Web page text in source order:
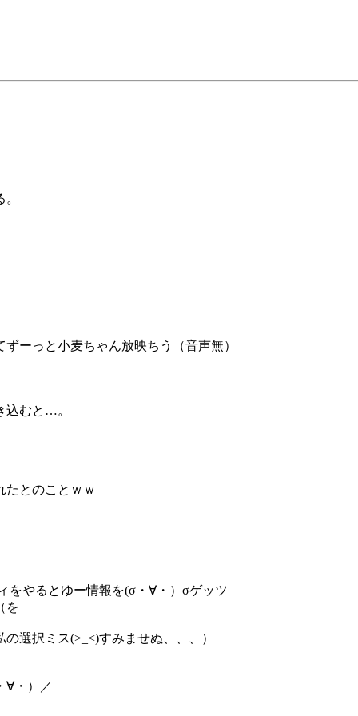
ーっと小麦ちゃん放映ちう（音声無）
込むと…。
たとのことｗｗ
をやるとゆー情報を(σ・∀・）σゲッツ
を
選択ミス(>_<)すみませぬ、、、）
∀・）／